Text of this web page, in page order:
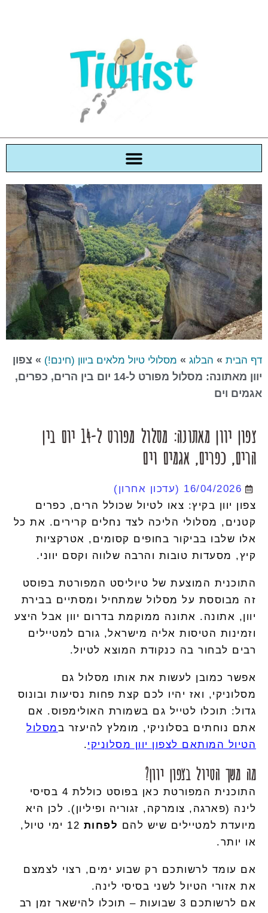
דף הבית » הבלוג » מסלולי טיול מלאים ביוון (חינם!) » צפון
יוון מאתונה: מסלול מפורט ל-14 יום בין הרים, כפרים,
אגמים וים
צפון יוון מאתונה: מסלול מפורט ל-14 יום בין
הרים, כפרים, אגמים וים
16/04/2026 (עדכון אחרון)
צפון יוון בקיץ: צאו לטיול שכולל הרים, כפרים
קטנים, מסלולי הליכה לצד נחלים קרירים. את כל
אלו שלבו בביקור בחופים קסומים, אטרקציות
קיץ, מסעדות טובות והרבה שלווה וקסם יווני.
התוכנית המוצעת של טיוליסט המפורטת בפוסט
זה מבוססת על מסלול שמתחיל ומסתיים בבירת
יוון, אתונה. אתונה ממוקמת בדרום יוון אבל היצע
וזמינות הטיסות אליה מישראל, גורם למטיילים
רבים לבחור בה כנקודת המוצא לטיול.
אפשר כמובן לעשות את אותו מסלול גם
מסלוניקי, ואז יהיו לכם קצת פחות נסיעות ובונוס
גדול: תוכלו לטייל גם בשמורת האולימפוס. אם
אתם נוחתים בסלוניקי, מומלץ להיעזר במסלול
הטיול המותאם לצפון יוון מסלוניקי.
מה משך הטיול בצפון יוון?
התוכנית המפורטת כאן בפוסט כוללת 4 בסיסי
לינה (פארגה, צומרקה, זגוריה ופיליון). לכן היא
מיועדת למטיילים שיש להם לפחות
12 ימי טיול,
או יותר.
אם עומד לרשותכם רק שבוע ימים, רצוי לצמצם
את אזורי הטיול לשני בסיסי לינה.
אם לרשותכם 3 שבועות – תוכלו להישאר זמן רב